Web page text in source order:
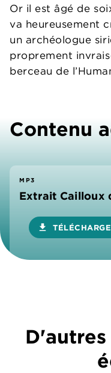
Or il est âgé de
va heureusement
un archéologue
proprement
berceau de
Contenu
MP3
Extrait Cailloux
download